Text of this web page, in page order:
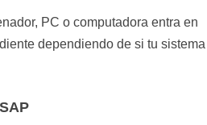
PC o computadora entra en
dependiendo de si tu sistema